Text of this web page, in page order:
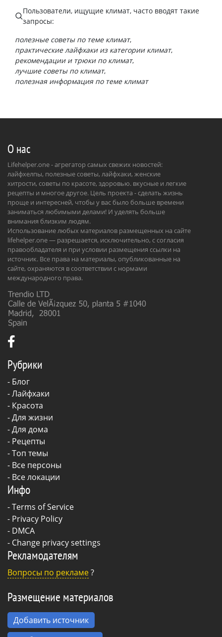
Пользователи, ищущие климат, часто вводят такие
запросы:
полезные советы по теме климат
практические лайфхаки из категории климат
рекомендации и трюки по климат
лучшие советы по климат
полезная информация по теме климат
О нас
Lifehelper.one - агрегатор самых свежих новостей:
лайфхелпы, полезные советы, лайфхаки, женские
хитрости, советы по красоте, здоровью. вкусные и легкие
рецепты и многое другое. Цель проекта - сделать жизнь
проще и интересней, чтобы у вас было больше времени
заниматься любимыми делами! И уделять больше
внимания близким людям.
Использование любых материалов размещенных на сайте
lifehelper.one — разрешается, исключительно, с согласия
правообладателя и при условии размещения ссылки на
источник. Все права на материалы, опубликованные на
сайте, охраняются в соответствии с нормами
международного права.
Рубрики
- Блог
-Лайфхаки
- Красота
-Для жизни
-Для дома
- Рецепты
- Топ темы
- Все персоны
- Все локации
Инфо
-Terms of Service
- Privacy Policy
- DMCA
- Change privacy settings
Рекламодателям
Вопросы по рекламе?
Размещение материалов
Добавить источник